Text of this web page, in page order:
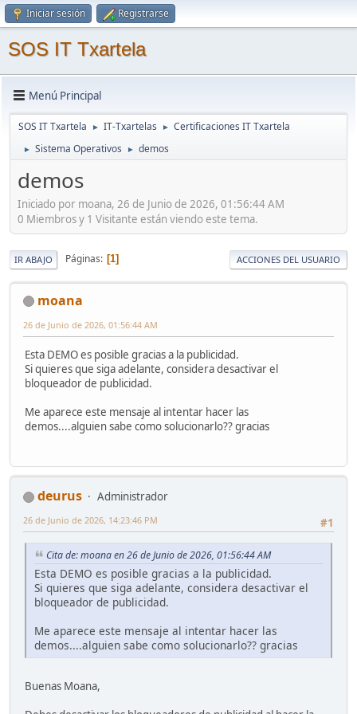
Iniciar sesión Registrarse
SOS IT Txartela
Menú Principal
SOS IT Txartela ► IT-Txartelas ► Certificaciones IT Txartela
► Sistema Operativos ► demos
demos
Iniciado por moana, 26 de Junio de 2026, 01:56:44 AM
0 Miembros y 1 Visitante están viendo este tema.
IR ABAJO Páginas 1 ACCIONES DEL USUARIO
moana
26 de Junio de 2026, 01:56:44 AM
Esta DEMO es posible gracias a la publicidad.
Si quieres que siga adelante, considera desactivar el
bloqueador de publicidad.
Me aparece este mensaje al intentar hacer las
demos....alguien sabe como solucionarlo?? gracias
deurus
Administrador
#1
26 de Junio de 2026, 14:23:46 PM
Cita de: moana en 26 de Junio de 2026, 01:56:44 AM
Esta DEMO es posible gracias a la publicidad.
Si quieres que siga adelante, considera desactivar el
bloqueador de publicidad.
Me aparece este mensaje al intentar hacer las
demos....alguien sabe como solucionarlo?? gracias
Buenas Moana,